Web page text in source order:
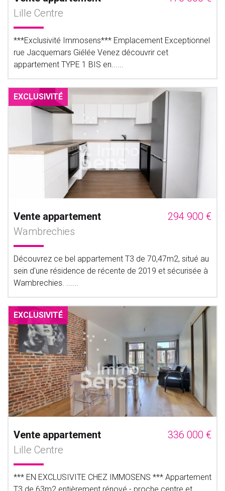
Lille Centre
***Exclusivité Immosens*** Emplacement Exceptionnel
rue Jacquemars Giélée Venez découvrir cet
appartement TYPE 1 BIS en......
EXCLUSIVITÉ
Vente appartement
294 900 €
Wambrechies
Découvrez ce bel appartement T3 de 70,47m2, situé au
sein d'une résidence de récente de 2019 et sécurisée à
Wambrechies. ......
EXCLUSIVITÉ
Vente appartement
336 000 €
Lille Centre
*** EN EXCLUSIVITE CHEZ IMMOSENS *** Appartement